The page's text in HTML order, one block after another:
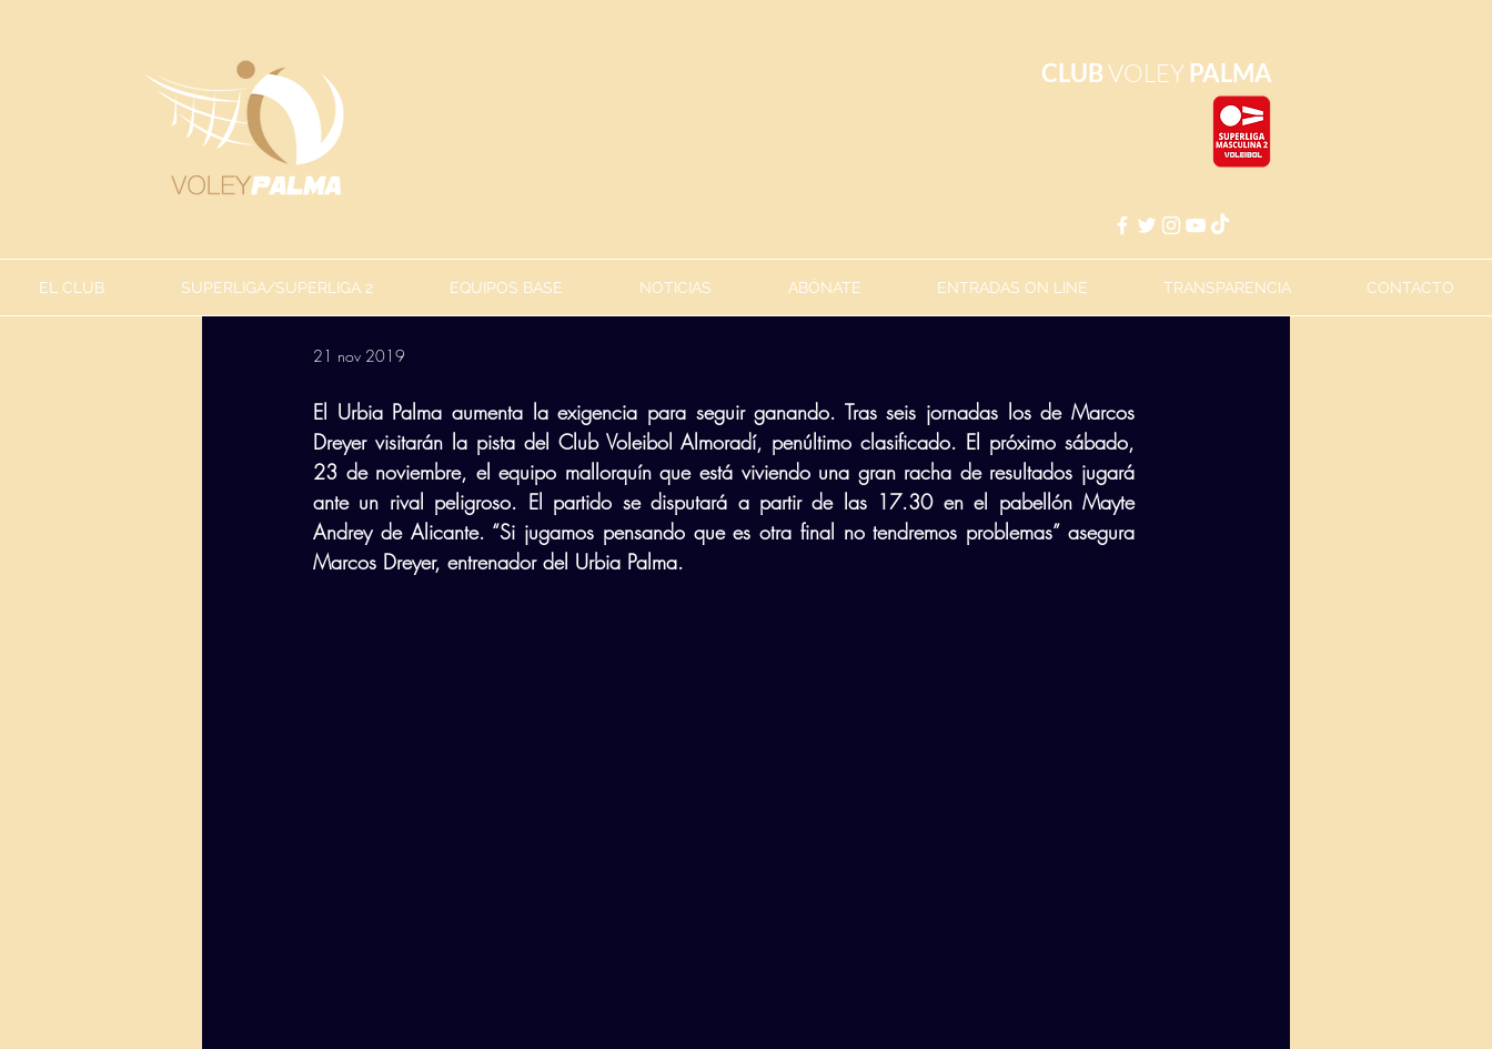
CLUBVOLEY PALMA
EL CLUB SUPERLIGA/SUPERLIGA 2 EQUIPOS BASE NOTICIAS ABÓNATE ENTRADAS ON LINE TRANSPARENCIA CONTACTO
21 nov 2019
El Urbia Palma aumenta la exigencia para seguir ganando. Tras seis jornadas los de Marcos
Dreyer visitarán la pista del Club Voleibol Almoradí, penúltimo clasificado. El próximo sábado,
23 de noviembre, el equipo mallorquín que está viviendo una gran racha de resultados jugará
ante un rival peligroso. El partido se disputará a partir de las 17.30 en el pabellón Mayte
Andrey de Alicante. “Si jugamos pensando que es otra final no tendremos problemas” asegura
Marcos Dreyer, entrenador del Urbia Palma.